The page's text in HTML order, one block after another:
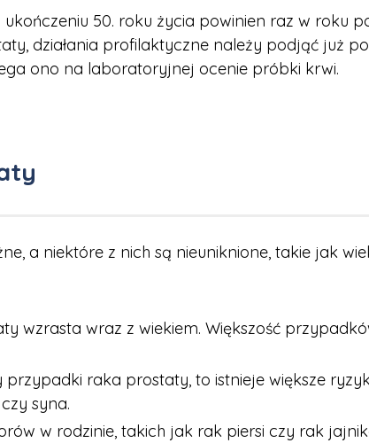
50. roku życia powinien raz w roku
działania profilaktyczne należy podjąć już
ono na laboratoryjnej ocenie próbki krwi.
a niektóre z nich są nieuniknione, takie jak
wzrasta wraz z wiekiem. Większość
przypadki raka prostaty, to istnieje większe
syna.
w rodzinie, takich jak rak piersi czy rak